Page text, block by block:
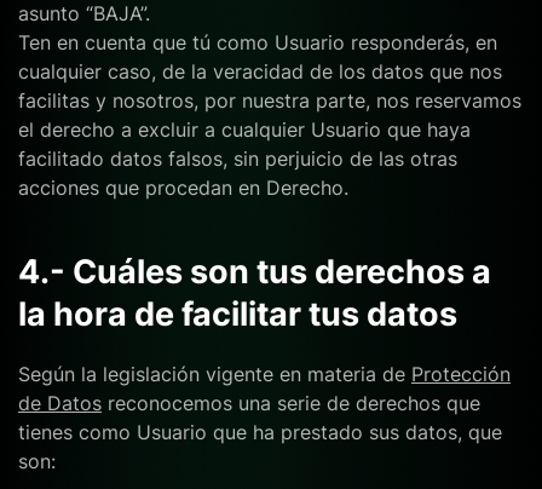
asunto “BAJA”.
Ten en cuenta que tú como Usuario responderás, en
cualquier caso, de la veracidad de los datos que nos
facilitas y nosotros, por nuestra parte, nos reservamos
el derecho a excluir a cualquier Usuario que haya
facilitado datos falsos, sin perjuicio de las otras
acciones que procedan en Derecho.
4.- Cuáles son tus derechos a
la hora de facilitar tus datos
Según la legislación vigente en materia de Protección
de Datos reconocemos una serie de derechos que
tienes como Usuario que ha prestado sus datos, que
son: